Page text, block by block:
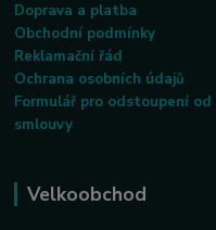
Doprava a platba
Obchodní podmínky
Reklamační řád
Ochrana osobních údajů
Formulář pro odstoupení od
smlouvy
Velkoobchod